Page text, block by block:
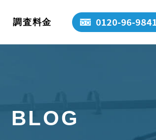
調査料金
BLOG